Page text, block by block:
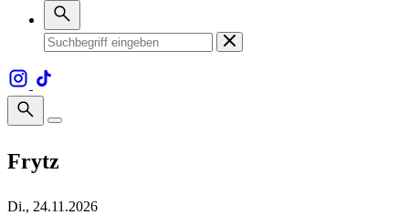
Frytz
Di., 24.11.2026